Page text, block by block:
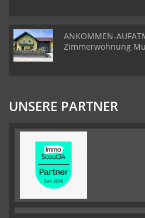
ANKOMMEN-
Zimmerwohnung
UNSERE PARTNER